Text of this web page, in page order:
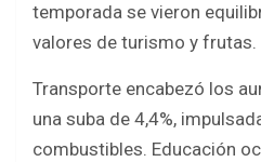
temporada se vieron
valores de turismo y frutas.
Transporte encabezó los
una suba de 4,4%,
combustibles. Educación